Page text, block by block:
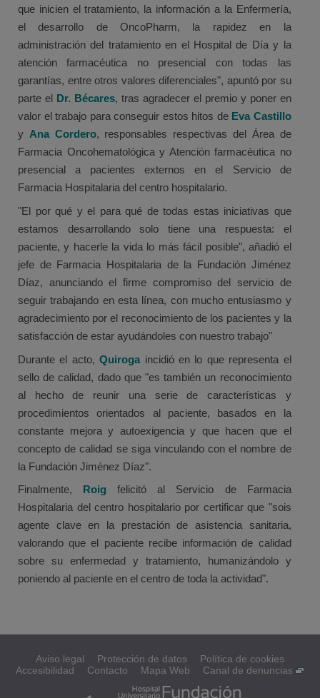
que inicien el tratamiento, la información a la Enfermería,
el desarrollo de OncoPharm, la rapidez en la
administración del tratamiento en el Hospital de Día y la
atención farmacéutica no presencial con todas las
garantías, entre otros valores diferenciales", apuntó por su
parte el Dr. Bécares, tras agradecer el premio y poner en
valor el trabajo para conseguir estos hitos de Eva Castillo
y Ana Cordero, responsables respectivas del Área de
Farmacia Oncohematológica y Atención farmacéutica no
presencial a pacientes externos en el Servicio de
Farmacia Hospitalaria del centro hospitalario.
"El por qué y el para qué de todas estas iniciativas que
estamos desarrollando solo tiene una respuesta: el
paciente, y hacerle la vida lo más fácil posible", añadió el
jefe de Farmacia Hospitalaria de la Fundación Jiménez
Díaz, anunciando el firme compromiso del servicio de
seguir trabajando en esta línea, con mucho entusiasmo y
agradecimiento por el reconocimiento de los pacientes y la
satisfacción de estar ayudándoles con nuestro trabajo"
Durante el acto,Quiroga incidió en lo que representa el
sello de calidad, dado que "es también un reconocimiento
al hecho de reunir una serie de características y
procedimientos orientados al paciente, basados en la
constante mejora y autoexigencia y que hacen que el
concepto de calidad se siga vinculando con el nombre de
la Fundación Jiménez Díaz".
Finalmente,
Roigfelicitó al Servicio de Farmacia
Hospitalaria del centro hospitalario por certificar que "sois
agente clave en la prestación de asistencia sanitaria,
valorando que el paciente recibe información de calidad
sobre su enfermedad y tratamiento, humanizándolo y
poniendo al paciente en el centro de toda la actividad".
Aviso legal Protección de datos
Política de cookies
Accesibilidad
Contacto Mapa Web Canal de denuncias